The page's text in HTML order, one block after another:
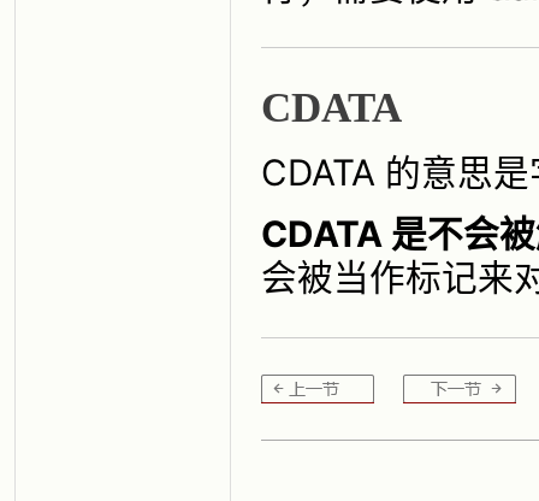
CDATA
CDATA 的意思
CDATA 是不会
会被当作标记来